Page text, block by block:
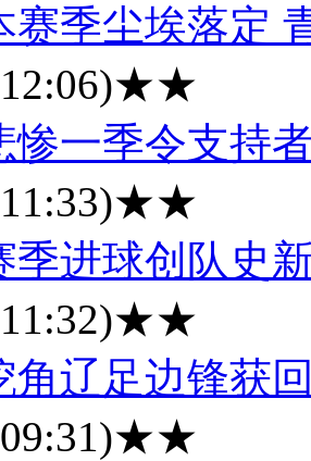
赛季尘埃落定
★★
惨一季令支持
★★
季进球创队史
★★
角辽足边锋获
★★